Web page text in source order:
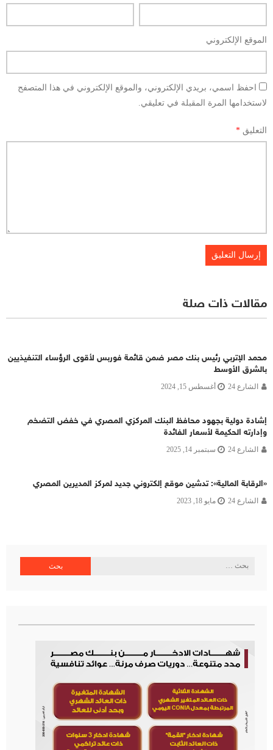
الموقع الإلكتروني
احفظ اسمي، بريدي الإلكتروني، والموقع الإلكتروني في هذا المتصفح
لاستخدامها المرة المقبلة في تعليقي.
التعليق *
مقالات ذات صلة
محمد الإتربي رئيس بنك مصر ضمن قائمة فوربس لأقوى الرؤساء التنفيذيين
بالشرق الأوسط
الشارع 24 أغسطس 15, 2024
إشادة دولية بجهود محافظ البنك المركزي المصري في خفض التضخم
وإدارته الحكيمة لأسعار الفائدة
الشارع 24 سبتمبر 14, 2025
«الرقابة المالية»: تدشين موقع إلكتروني جديد لمركز المديرين المصري
الشارع 24 مايو 18, 2023
البحث